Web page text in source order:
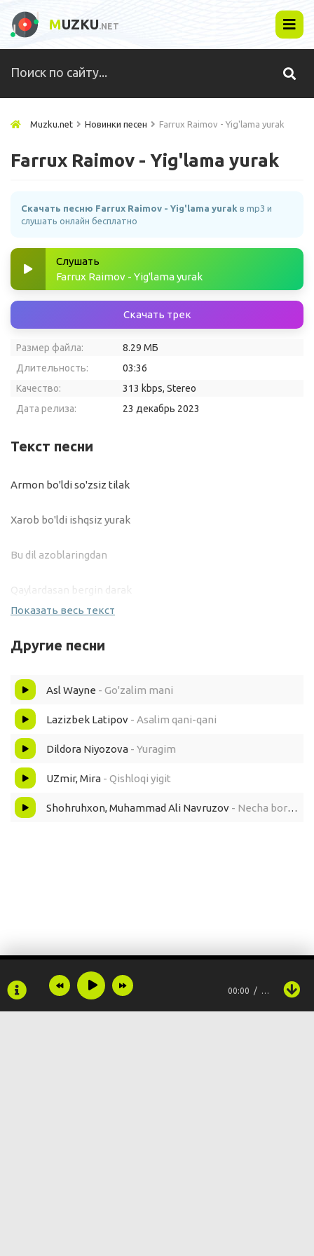
MUZKU.NET
Muzku.net Новинки песен Farrux Raimov - Yig'lama yurak
Farrux Raimov - Yig'lama yurak
Скачать песню Farrux Raimov - Yig'lama yurak в mp3 и
слушать онлайн бесплатно
Слушать
Farrux Raimov - Yig'lama yurak
Скачать трек
Размер файла:
8.29 МБ
Длительность:
03:36
Качество:
313 kbps, Stereo
Дата релиза:
23 декабрь 2023
Текст песни
Armon bo'ldi so'zsiz tilak
Xarob bo'ldi ishqsiz yurak
Bu dil azoblaringdan
Qaylardasan bergin darak
Yomon sog'indim man sani
Manga bergan va'dang qani
Qani qani qani
Armon bo'ldi sevgim mani
Tushlarimda vasling sani
Yuragim yuragim
Bo'lmay qoldi unga
Показать весь текст
Другие песни
Asl Wayne - Go'zalim mani
Lazizbek Latipov - Asalim qani-qani
Dildora Niyozova - Yuragim
UZmir, Mira - Qishloqi yigit
Shohruhxon, Muhammad Ali Navruzov - Necha bora ketarding
00:00